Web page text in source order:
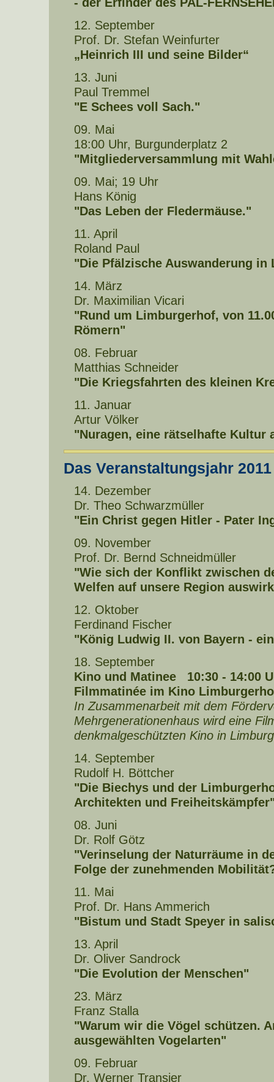
12. September
Prof. Dr. Stefan Weinfurter
„Heinrich III und seine Bilder“
13. Juni
Paul Tremmel
"E Schees voll Sach."
09. Mai
18:00 Uhr, Burgunderplatz 2
"Mitgliederversammlung mit
09. Mai; 19 Uhr
Hans König
"Das Leben der Fledermäuse."
11. April
Roland Paul
"Die Pfälzische Auswanderung in
14. März
Dr. Maximilian Vicari
"Rund um Limburgerhof, von
Römern"
08. Februar
Matthias Schneider
"Die Kriegsfahrten des kleinen
11. Januar
Artur Völker
"Nuragen, eine rätselhafte Kultur
Das Veranstaltungsjahr 2011
14. Dezember
Dr. Theo Schwarzmüller
"Ein Christ gegen Hitler - Pater
09. November
Prof. Dr. Bernd Schneidmüller
"Wie sich der Konflikt zwischen
Welfen auf unsere Region
12. Oktober
Ferdinand Fischer
"König Ludwig II. von Bayern -
18. September
Kino und Matinee 10:30 - 14:00
Filmmatinée im Kino
In Zusammenarbeit mit dem
Mehrgenerationenhaus wird eine
denkmalgeschützten Kino in
14. September
Rudolf H. Böttcher
"Die Biechys und der
Architekten und
08. Juni
Dr. Rolf Götz
"Verinselung der Naturräume in
Folge der zunehmenden
11. Mai
Prof. Dr. Hans Ammerich
"Bistum und Stadt Speyer in
13. April
Dr. Oliver Sandrock
"Die Evolution der Menschen"
23. März
Franz Stalla
"Warum wir die Vögel schützen.
ausgewählten Vogelarten"
09. Februar
Dr. Werner Transier